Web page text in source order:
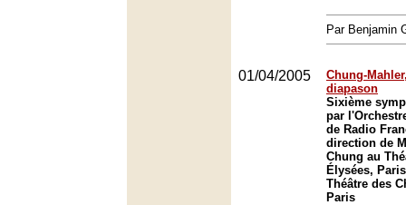
Par Benjamin
01/04/2005
Chung-
diapason
Sixième
par
de Radio
direction de
Chung au
Élysées,
Théâtre des
Paris